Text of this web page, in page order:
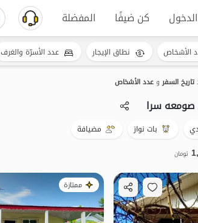
كن ضيفًا المفضلة
تاريخ السفروعدد الأشخاص
سرا
بات نواز مضيافة
تومان
ممتازة
الأشخاص نطاق الإيجار عدد الأسرّة والغرف